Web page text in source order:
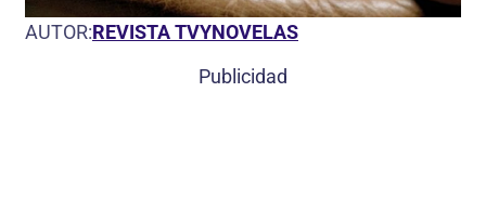
AUTOR:REVISTA TVYNOVELAS
Publicidad